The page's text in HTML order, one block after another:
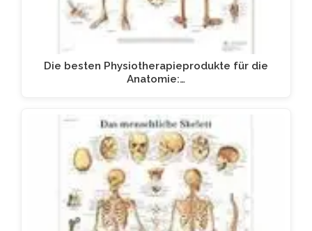
Die besten Physiotherapieprodukte für die
Anatomie:…